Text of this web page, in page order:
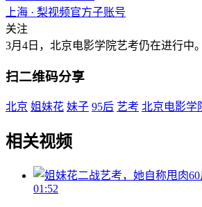
上海 · 梨视频官方子账号
关注
3月4日，北京电影学院艺考仍在进行中
扫二维码分享
北京 姐妹花 妹子 95后 艺考 北京电影学
相关视频
01:52